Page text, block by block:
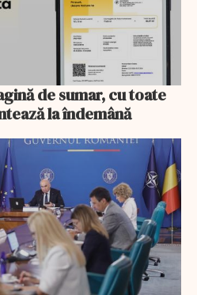
de sumar, cu toate
la îndemână